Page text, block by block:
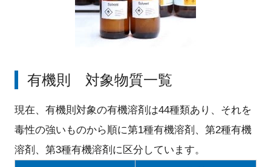
有機則 対象物質一覧
現在、有機則対象の有機溶剤は44種類あり、それを
毒性の強いものから順に第1種有機溶剤、第2種有機
溶剤、第3種有機溶剤に区分しています。